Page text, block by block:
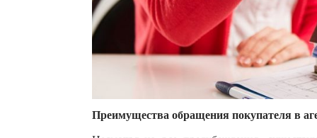
Преимущества обращения покупателя в